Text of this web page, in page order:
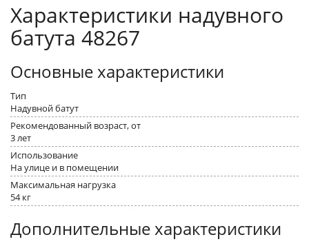
Характеристики надувного
батута 48267
Основные характеристики
Тип
Надувной батут
Рекомендованный возраст, от
3 лет
Использование
На улице и в помещении
Максимальная нагрузка
54 кг
Дополнительные характеристики